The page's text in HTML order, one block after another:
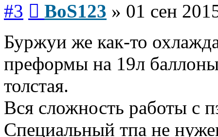
#3 BoS123 » 01 сен
Буржуи же как-то
преформы на 19л
толстая.
Вся сложность работы с
Специальный тпа не